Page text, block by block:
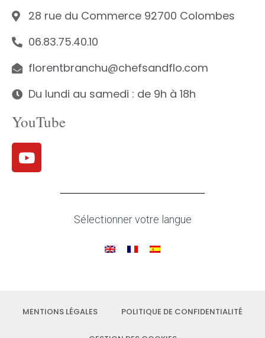
28 rue du Commerce 92700 Colombes
06.83.75.40.10
florentbranchu@chefsandflo.com
Du lundi au samedi : de 9h à 18h
YouTube
Sélectionner votre langue
MENTIONS LÉGALES POLITIQUE DE CONFIDENTIALITÉ